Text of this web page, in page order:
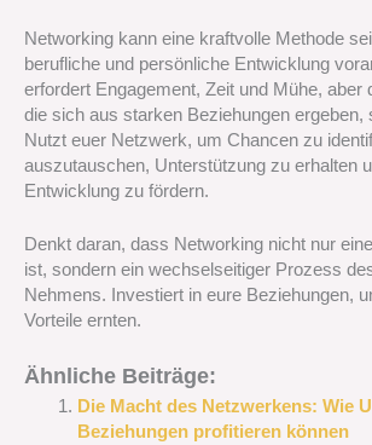
Networking kann eine kraftvolle Methode
berufliche und persönliche Entwicklung
erfordert Engagement, Zeit und Mühe, aber
die sich aus starken Beziehungen ergeben,
Nutzt euer Netzwerk, um Chancen zu
auszutauschen, Unterstützung zu erhalten
Entwicklung zu fördern.
Denkt daran, dass Networking nicht nur
ist, sondern ein wechselseitiger Prozess
Nehmens. Investiert in eure Beziehungen,
Vorteile ernten.
Ähnliche Beiträge:
Die Macht des Netzwerkens: Wie
Beziehungen profitieren können